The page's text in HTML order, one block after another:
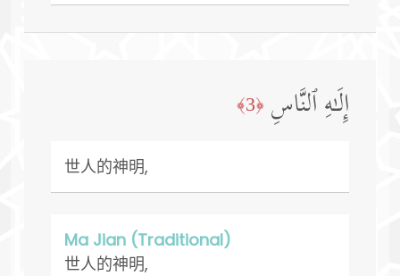
إِلَـٰهِ ٱلنَّاسِ ﴿3﴾
世人的神明,
Ma Jian (Traditional)
世人的神明,